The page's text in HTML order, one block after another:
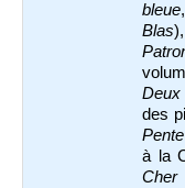
bleue
Blas
Deux
des
à la
Cher